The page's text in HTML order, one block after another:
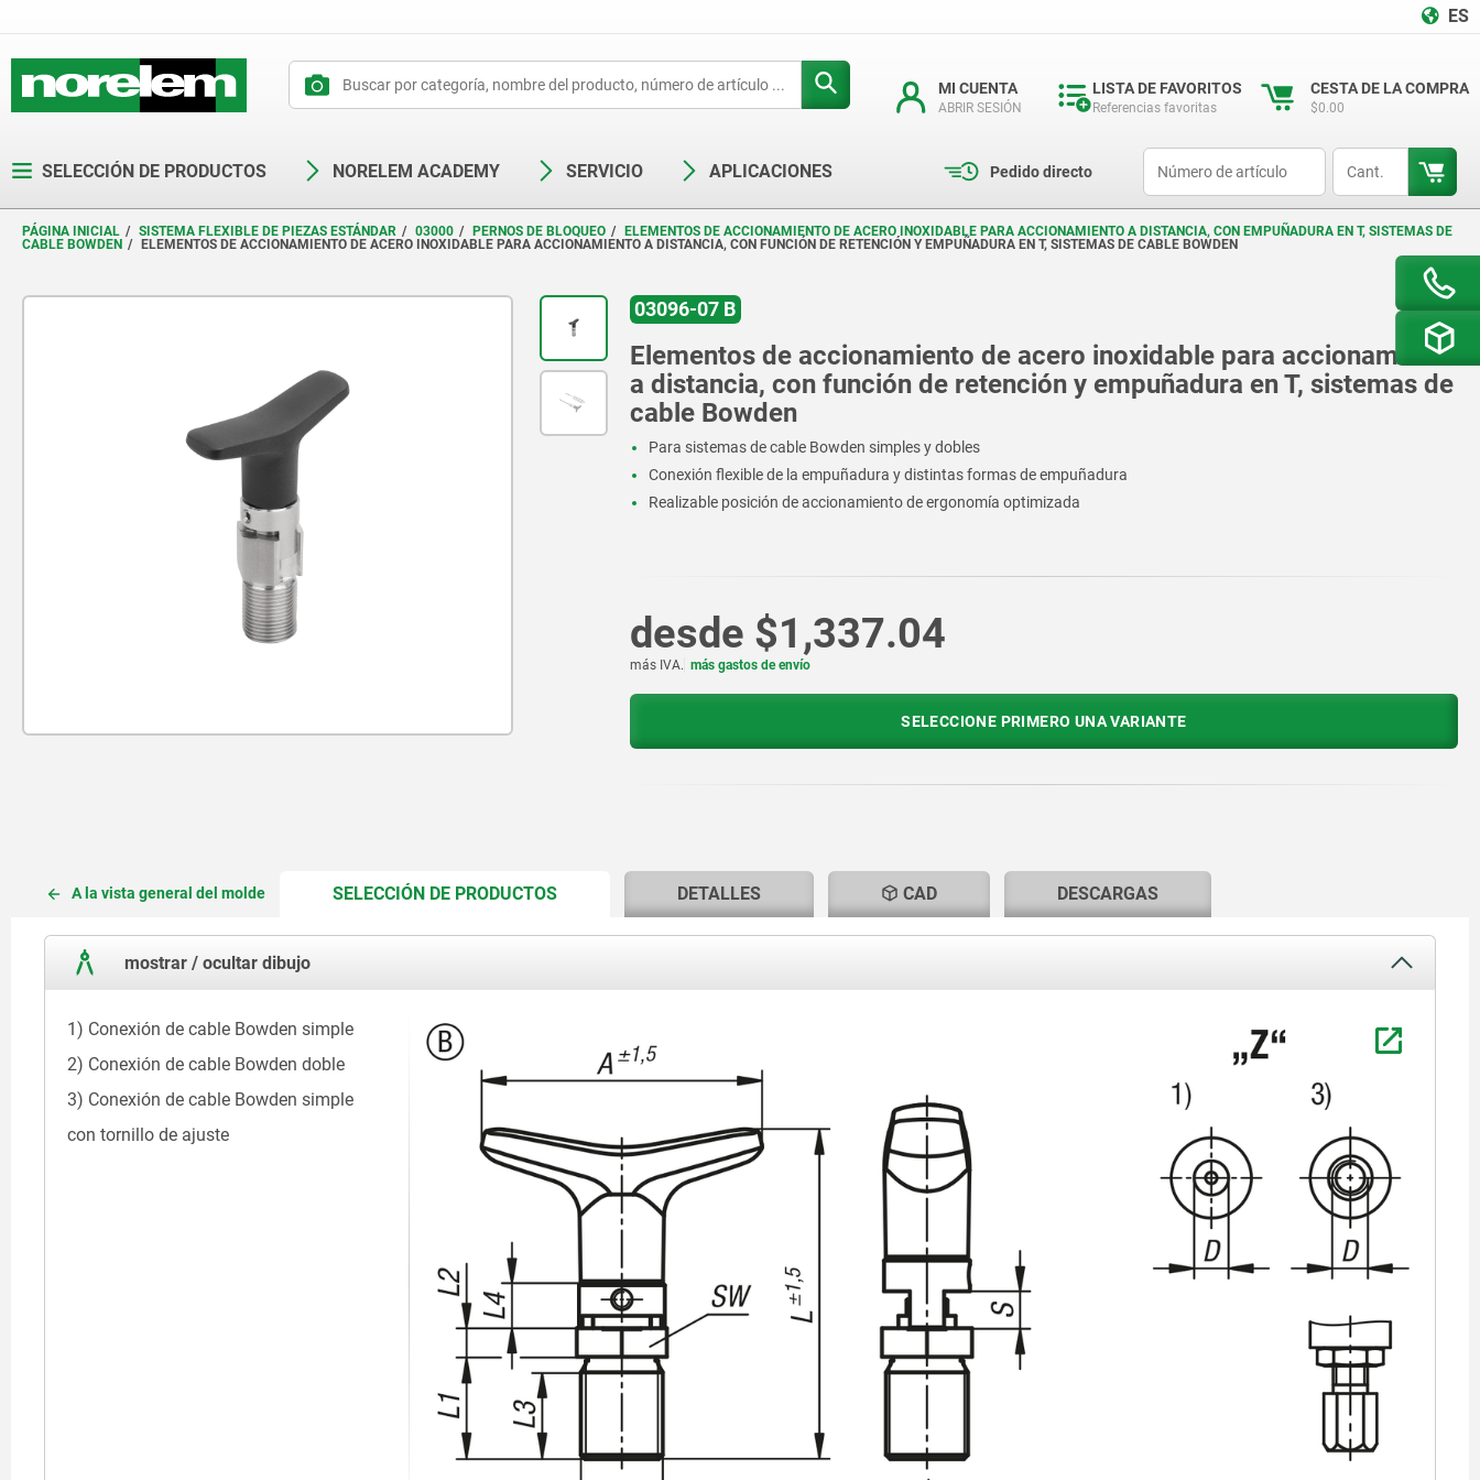
ES
MI CUENTA
ABRIR SESIÓN
LISTA DE FAVORITOS
Referencias favoritas
CESTA DE LA COMPRA
$0.00
SELECCIÓN DE PRODUCTOS NORELEM ACADEMY SERVICIO APLICACIONES Pedido directo
PÁGINA INICIAL SISTEMA FLEXIBLE DE PIEZAS ESTÁNDAR 03000 PERNOS DE BLOQUEO
ELEMENTOS DE ACCIONAMIENTO DE ACERO INOXIDABLE PARA ACCIONAMIENTO A DISTANCIA, CON EMPUÑADURA EN T, SISTEMAS DE
CABLE BOWDEN
ELEMENTOS DE ACCIONAMIENTO DE ACERO INOXIDABLE PARA ACCIONAMIENTO A DISTANCIA, CON FUNCIÓN DE RETENCIÓN Y EMPUÑADURA EN T, SISTEMAS DE CABLE BOWDEN
03096-07 B
Elementos de accionamiento de acero inoxidable para accionamiento
a distancia, con función de retención y empuñadura en T, sistemas de
cable Bowden
Para sistemas de cable Bowden simples y dobles
Conexión flexible de la empuñadura y distintas formas de empuñadura
Realizable posición de accionamiento de ergonomía optimizada
desde $1,337.04
más IVA. más gastos de envío
SELECCIONE PRIMERO UNA VARIANTE
A la vista general del molde SELECCIÓN DE PRODUCTOSCURRENT
CURRENT
DETALLES CAD DESCARGAS
mostrar / ocultar dibujo
1) Conexión de cable Bowden simple
2) Conexión de cable Bowden doble
3) Conexión de cable Bowden simple
con tornillo de ajuste